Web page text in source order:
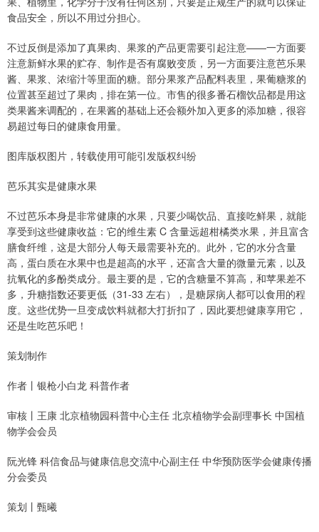
食品安全，所以不用过分担心。
不过反倒是添加了真果肉、果浆的产品更需要引起注意——一方面要
注意新鲜水果的贮存、制作是否有腐败变质，另一方面要注意芭乐果
酱、果浆、浓缩汁等里面的糖。部分果浆产品配料表里，果葡糖浆的
位置甚至超过了果肉，排在第一位。市售的很多番石榴饮品都是用这
类果酱来调配的，在果酱的基础上还会额外加入更多的添加糖，很容
易超过每日的健康食用量。
图库版权图片，转载使用可能引发版权纠纷
芭乐其实是健康水果
不过芭乐本身是非常健康的水果，只要少喝饮品、直接吃鲜果，就能
享受到这些健康收益：它的维生素 C 含量远超柑橘类水果，并且富含
膳食纤维，这是大部分人每天最需要补充的。此外，它的水分含量
高，蛋白质在水果中也是超高的水平，还富含大量的微量元素，以及
抗氧化的多酚类成分。最主要的是，它的含糖量不算高，和苹果差不
多，升糖指数还要更低（31-33 左右），是糖尿病人都可以食用的程
度。这些优势一旦变成饮料就都大打折扣了，因此要想健康享用它，
还是生吃芭乐吧！
策划制作
作者丨银枪小白龙 科普作者
审核丨王康 北京植物园科普中心主任 北京植物学会副理事长 中国植
物学会会员
阮光锋 科信食品与健康信息交流中心副主任 中华预防医学会健康传播
分会委员
策划丨甄曦